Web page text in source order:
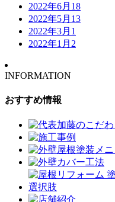
2022年6月 18
2022年5月 13
2022年3月 1
2022年1月 2
INFORMATION
おすすめ情報